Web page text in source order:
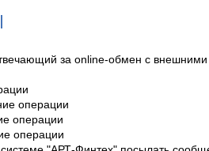
за online-обмен с внешними
операции
операции
операции